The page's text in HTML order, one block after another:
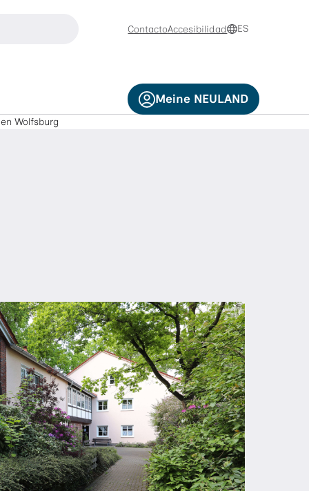
use las teclas de flecha arriba y abajo para navegar y
ContactoAccesibilidad ES
Meine NEULAND
Wolfsburg